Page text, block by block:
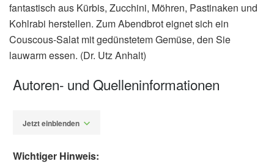
fantastisch aus Kürbis, Zucchini, Möhren, Pastinaken und
Kohlrabi herstellen. Zum Abendbrot eignet sich ein
Couscous-Salat mit gedünstetem Gemüse, den Sie
lauwarm essen. (Dr. Utz Anhalt)
Autoren- und Quelleninformationen
Jetzt einblenden
Wichtiger Hinweis: